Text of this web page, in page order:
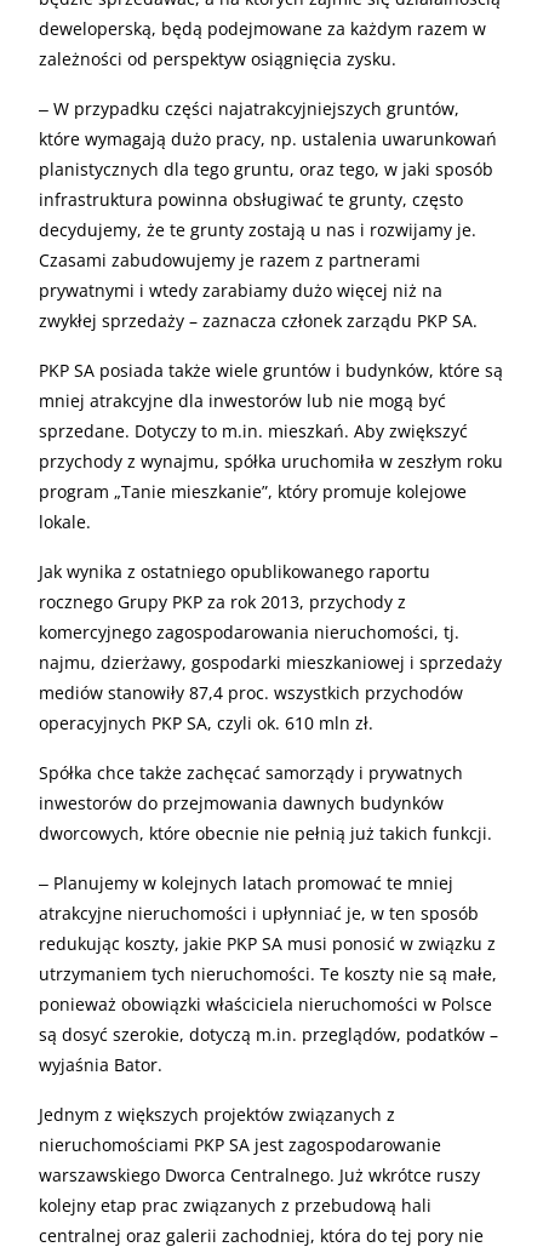
deweloperską, będą podejmowane za każdym razem w
zależności od perspektyw osiągnięcia zysku.
‒ W przypadku części najatrakcyjniejszych gruntów,
które wymagają dużo pracy, np. ustalenia uwarunkowań
planistycznych dla tego gruntu, oraz tego, w jaki sposób
infrastruktura powinna obsługiwać te grunty, często
decydujemy, że te grunty zostają u nas i rozwijamy je.
Czasami zabudowujemy je razem z partnerami
prywatnymi i wtedy zarabiamy dużo więcej niż na
zwykłej sprzedaży – zaznacza członek zarządu PKP SA.
PKP SA posiada także wiele gruntów i budynków, które są
mniej atrakcyjne dla inwestorów lub nie mogą być
sprzedane. Dotyczy to m.in. mieszkań. Aby zwiększyć
przychody z wynajmu, spółka uruchomiła w zeszłym roku
program „Tanie mieszkanie”, który promuje kolejowe
lokale.
Jak wynika z ostatniego opublikowanego raportu
rocznego Grupy PKP za rok 2013, przychody z
komercyjnego zagospodarowania nieruchomości, tj.
najmu, dzierżawy, gospodarki mieszkaniowej i sprzedaży
mediów stanowiły 87,4 proc. wszystkich przychodów
operacyjnych PKP SA, czyli ok. 610 mln zł.
Spółka chce także zachęcać samorządy i prywatnych
inwestorów do przejmowania dawnych budynków
dworcowych, które obecnie nie pełnią już takich funkcji.
‒ Planujemy w kolejnych latach promować te mniej
atrakcyjne nieruchomości i upłynniać je, w ten sposób
redukując koszty, jakie PKP SA musi ponosić w związku z
utrzymaniem tych nieruchomości. Te koszty nie są małe,
ponieważ obowiązki właściciela nieruchomości w Polsce
są dosyć szerokie, dotyczą m.in. przeglądów, podatków –
wyjaśnia Bator.
Jednym z większych projektów związanych z
nieruchomościami PKP SA jest zagospodarowanie
warszawskiego Dworca Centralnego. Już wkrótce ruszy
kolejny etap prac związanych z przebudową hali
centralnej oraz galerii zachodniej, która do tej pory nie